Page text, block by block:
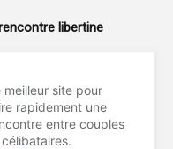
libertine
meilleur site pour
rapidement une
entre couples